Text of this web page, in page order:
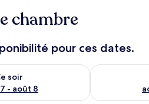
chambre
pour ces dates.
soir
- août 8
pour ce soir août 7 - août 8
Vérifier la